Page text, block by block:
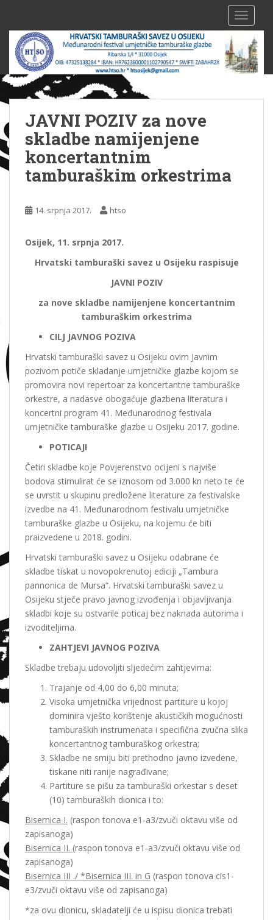
o
a
n
c
o
JAVNI POZIV za nove
skladbe namijenjene
koncertantnim
tamburaškim orkestrima
14. srpnja 2017. htso
Osijek, 11. srpnja 2017.
Hrvatski tamburaški savez u Osijeku raspisuje
JAVNI POZIV
za nove skladbe namijenjene koncertantnim
tamburaškim orkestrima
CILJ JAVNOG POZIVA
Hrvatski tamburaški savez u Osijeku ovim Javnim
pozivom potiče skladanje umjetničke glazbe kojom se
promovira novi repertoar za koncertantne tamburaške
orkestre, a nadasve obogaćuje glazbena literatura i
koncertni program 41. Međunarodnog festivala
umjetničke tamburaške glazbe u Osijeku 2017. godine.
POTICAJI
Četiri skladbe koje Povjerenstvo ocijeni s najviše
bodova stimulirat će se iznosom od 3.000 kn neto te će
se uvrstit u skupinu predložene literature za festivalske
izvedbe na 41. Međunarodnom festivalu umjetničke
tamburaške glazbe u Osijeku, na kojemu će biti
praizvedene u 2018. godini.
Hrvatski tamburaški savez u Osijeku odabrane će
skladbe tiskat u novopokrenutoj ediciji „Tambura
pannonica de Mursa“. Hrvatski tamburaški savez u
Osijeku stječe pravo javnog izvođenja i objavljivanja
skladbi koje su ostvarile poticaj bez naknada autorima i
izvoditeljima.
ZAHTJEVI JAVNOG POZIVA
Skladbe trebaju udovoljiti sljedećim zahtjevima:
Trajanje od 4,00 do 6,00 minuta;
Visoka umjetnička vrijednost partiture u kojoj
dominira vješto korištenje akustičkih mogućnosti
tamburaških instrumenata i specifična zvučna slika
koncertantnog tamburaškog orkestra;
Skladbe ne smiju biti prethodno javno izvedene,
tiskane niti ranije nagrađivane;
Partiture se pišu za tamburaški orkestar s deset
(10) tamburaških dionica i to:
Bisernica I. (raspon tonova e1-a3/zvuči oktavu više od
zapisanoga)
Bisernica II. (raspon tonova e1-a3/zvuči oktavu više od
zapisanoga)
Bisernica III ./ *Bisernica III. in G (raspon tonova cis1-
e3/zvuči oktavu više od zapisanoga)
*za ovu dionicu, skladatelji će u ispisu dionica trebati